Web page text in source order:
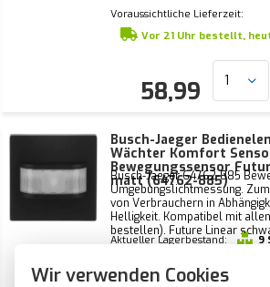
Wir verwenden Cookies
Voraussichtliche Lieferzeit:
Vor 21 Uhr bestellt,
58,99
Busch-Jaeger
Wächter Komfort
Bewegungssensor
matt (64762-885)
Busch-Jaeger 64762-885
Umgebungslichtmessung.
von Verbrauchern in
Helligkeit. Kompatibel mit
bestellen). Future Linear
Aktueller Lagerbestand:
9
Vor 21 Uhr bestellt,